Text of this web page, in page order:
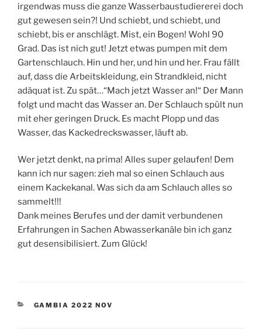
irgendwas muss die ganze Wasserbaustudiererei doch
gut gewesen sein?! Und schiebt, und schiebt, und
schiebt, bis er anschlägt. Mist, ein Bogen! Wohl 90
Grad. Das ist nich gut! Jetzt etwas pumpen mit dem
Gartenschlauch. Hin und her, und hin und her. Frau fällt
auf, dass die Arbeitskleidung, ein Strandkleid, nicht
adäquat ist. Zu spät…“Mach jetzt Wasser an!“ Der Mann
folgt und macht das Wasser an. Der Schlauch spült nun
mit eher geringen Druck. Es macht Plopp und das
Wasser, das Kackedreckswasser, läuft ab.
Wer jetzt denkt, na prima! Alles super gelaufen! Dem
kann ich nur sagen: zieh mal so einen Schlauch aus
einem Kackekanal. Was sich da am Schlauch alles so
sammelt!!!
Dank meines Berufes und der damit verbundenen
Erfahrungen in Sachen Abwasserkanäle bin ich ganz
gut desensibilisiert. Zum Glück!
KATEGORIEN
GAMBIA 2022 NOV